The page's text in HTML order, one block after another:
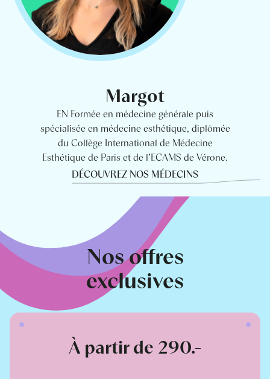
Margot
EN Formée en médecine générale puis
spécialisée en médecine esthétique, diplômée
du Collège International de Médecine
Esthétique de Paris et de l’ECAMS de Vérone.
DÉCOUVREZ NOS MÉDECINS
Nos offres
exclusives
À partir de 290.-